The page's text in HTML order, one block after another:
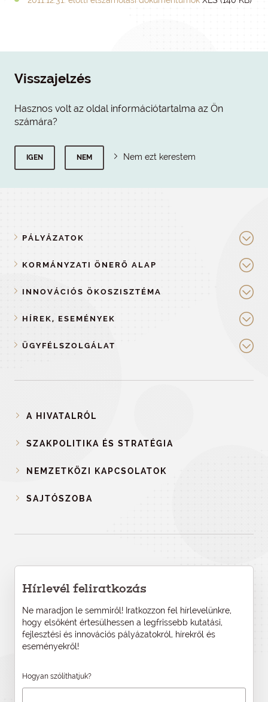
Visszajelzés
Hasznos volt az oldal információtartalma az Ön
számára?
IGEN NEM Nem ezt kerestem
PÁLYÁZATOK
KORMÁNYZATI ÖNERŐ ALAP
INNOVÁCIÓS ÖKOSZISZTÉMA
HÍREK, ESEMÉNYEK
ÜGYFÉLSZOLGÁLAT
A HIVATALRÓL
SZAKPOLITIKA ÉS STRATÉGIA
NEMZETKÖZI KAPCSOLATOK
SAJTÓSZOBA
Hírlevél feliratkozás
Ne maradjon le semmiről! Iratkozzon fel hírlevelünkre,
hogy elsőként értesülhessen a legfrissebb kutatási,
fejlesztési és innovációs pályázatokról, hírekről és
eseményekről!
Hogyan szólíthatjuk?